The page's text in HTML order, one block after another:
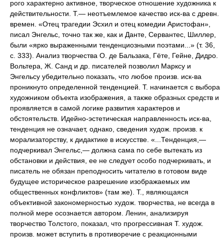
рого характерно активное, творческое отношение художника к
действительности. Т.— неотъемлемое качество иск-ва с древн.
времен. «Отец трагедии Эсхил и отец комедии Аристофан»,
писал Энгельс, точно так же, как и Данте, Сервантес, Шиллер,
были «ярко выраженными тенденциозными поэтами...» (т. 36,
с. 333). Анализ творчества О. де Бальзака, Гёте, Гейне, Дидро.
Вольтера, Ж. Санд и др. писателей позволил Марксу и
Энгельсу убедительно показать, что любое произв. иск-ва
проникнуто определенной тенденцией. Т. начинается с выбора
художником объекта изображения, а также образных средств и
проявляется в самой логике развития характеров и
обстоятельств. Идейно-эстетическая направленность иск-ва,
тенденция не означает, однако, сведения худож. произв. к
морализаторству, к дидактике в искусстве. «...Тенденция,—
подчеркивал Энгельс,— должна сама по себе вытекать из
обстановки и действия, ее не следует особо подчеркивать, и
писатель не обязан преподносить читателю в готовом виде
будущее историческое разрешение изображаемых им
общественных конфликтов» (там же). Т., являющаяся
объективной закономерностью худож. творчества, не всегда в
полной мере осознается автором. Ленин, анализируя
творчество Толстого, показал, что прогрессивная Т. худож.
произв. может вступить в противоречие с реакционными